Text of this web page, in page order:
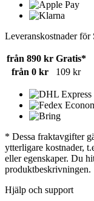
Leveranskostnader för
från 890 kr Gratis*
från 0 kr
109 kr
* Dessa fraktavgifter
ytterligare kostnader,
eller egenskaper. Du
produktbeskrivningen.
Hjälp och support